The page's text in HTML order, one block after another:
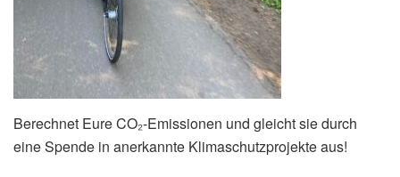
Berechnet Eure CO₂-Emissionen und gleicht sie durch
eine Spende in anerkannte Klimaschutzprojekte aus!